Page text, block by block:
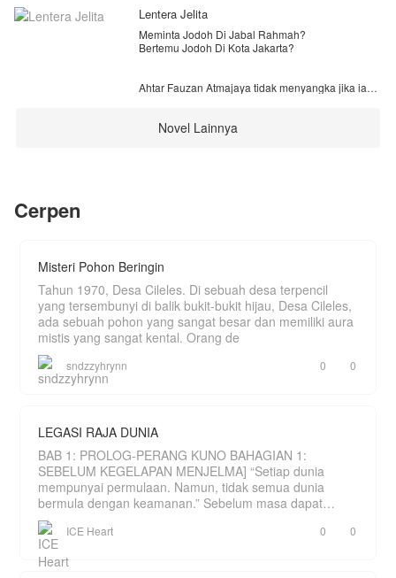
​Sisa pil beracun yang dibuang? Ekstrak menjadi
tetesan Qi murni tanpa cela!
Mayat binatang buas tingkat tinggi? Ekstrak esensi
Ekstrak dan jadikan milik sendiri!
pintar di bidang akademik, murah senyum dan
lain dengan alasan sudah capek hidup miskin dan
ditambah kondisi ayahnya, menghilangkan
sederhana harus menjadi kuat dan tahan banting
keluarga sedang mengais rezeki sebagai kuli
Anjeli????? Apakah ada keajaiban untuk Anjeli
dan keluarganya??? Yukkkkk….,ikuti cerita
Anjeli….
Lentera Jelita
Meminta Jodoh Di Jabal Rahmah?
Bertemu Jodoh Di Kota Jakarta?
Ahtar Fauzan Atmajaya tidak menyangka jika ia
dan Kristen agama saya.”
Ahtar tersenyum, lalu...
“Biarkan takdir yang menjalankan perannya.
Biarkan do'a yang berperang di langit. Dan jika
nama saya bersanding dengan nama Anda di
kisah mereka selanjutnya? Akankah mereka bisa
#1Dokter
#1goodboy
#hijrah
Novel Lainnya
Cerpen
Misteri Pohon Beringin
Tahun 1970, Desa Cileles. Di sebuah desa terpencil
yang tersembunyi di balik bukit-bukit hijau, Desa Cileles,
ada sebuah pohon yang sangat besar dan memiliki aura
mistis yang sangat kental. Orang de
sndzzyhrynn 0 0
LEGASI RAJA DUNIA
BAB 1: PROLOG-PERANG KUNO BAHAGIAN 1:
SEBELUM KEGELAPAN MENJELMA] “Setiap dunia
mempunyai permulaan. Namun, tidak semua dunia
bermula dengan keamanan.” Sebelum masa dapat
dihitung, hanya wujud sebu
ICE Heart 0 0